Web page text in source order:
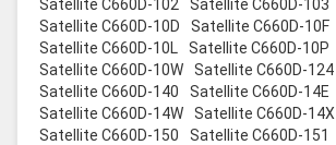
Satellite C660D-102
Satellite C660D-103
Satellite C660D-10D
Satellite C660D-10F
Satellite C660D-10L
Satellite C660D-10P
Satellite C660D-10W
Satellite C660D-124
Satellite C660D-140
Satellite C660D-14E
Satellite C660D-14W
Satellite C660D-14X
Satellite C660D-150
Satellite C660D-151